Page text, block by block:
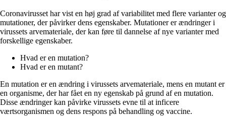
Coronavirusset har vist en høj grad af variabilitet med flere varianter og
mutationer, der påvirker dens egenskaber. Mutationer er ændringer i
virussets arvemateriale, der kan føre til dannelse af nye varianter med
forskellige egenskaber.
Hvad er en mutation?
Hvad er en mutant?
En mutation er en ændring i virussets arvemateriale, mens en mutant er
en organisme, der har fået en ny egenskab på grund af en mutation.
Disse ændringer kan påvirke virussets evne til at inficere
værtsorganismen og dens respons på behandling og vaccine.